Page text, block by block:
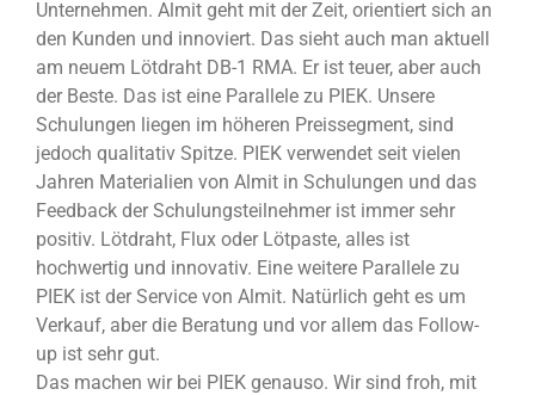
Unternehmen. Almit geht mit der Zeit, orientiert sich an
den Kunden und innoviert. Das sieht auch man aktuell
am neuem Lötdraht DB-1 RMA. Er ist teuer, aber auch
der Beste. Das ist eine Parallele zu PIEK. Unsere
Schulungen liegen im höheren Preissegment, sind
jedoch qualitativ Spitze. PIEK verwendet seit vielen
Jahren Materialien von Almit in Schulungen und das
Feedback der Schulungsteilnehmer ist immer sehr
positiv. Lötdraht, Flux oder Lötpaste, alles ist
hochwertig und innovativ. Eine weitere Parallele zu
PIEK ist der Service von Almit. Natürlich geht es um
Verkauf, aber die Beratung und vor allem das Follow-
up ist sehr gut.
Das machen wir bei PIEK genauso. Wir sind froh, mit